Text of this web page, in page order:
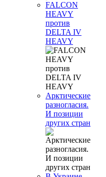
FALCON
HEAVY
против
DELTA IV
HEAVY
Арктические
разногласия.
И позиции
других стран